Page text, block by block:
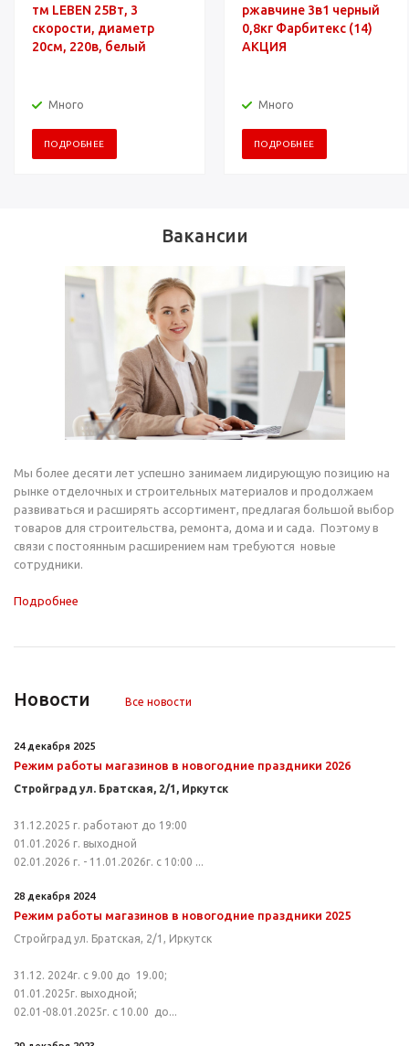
тм LEBEN 25Вт, 3
скорости, диаметр
20см, 220в, белый
Много
ПОДРОБНЕЕ
ржавчине 3в1 черный
0,8кг Фарбитекс (14)
АКЦИЯ
Много
ПОДРОБНЕЕ
Вакансии
Мы более десяти лет успешно занимаем лидирующую позицию на
рынке отделочных и строительных материалов и продолжаем
развиваться и расширять ассортимент, предлагая большой выбор
товаров для строительства, ремонта, дома и и сада. Поэтому в
связи с постоянным расширением нам требуются новые
сотрудники.
Подробнее
Новости Все новости
24 декабря 2025
Режим работы магазинов в новогодние праздники 2026
Стройград ул. ​Братская, 2/1, Иркутск
31.12.2025 г. работают до 19:00
01.01.2026 г. выходной
02.01.2026 г. - 11.01.2026г. с 10:00 ...
28 декабря 2024
Режим работы магазинов в новогодние праздники 2025
Стройград ул. ​Братская, 2/1, Иркутск
31.12. 2024г. с 9.00 до 19.00;
01.01.2025г. выходной;
02.01-08.01.2025г. с 10.00 до...